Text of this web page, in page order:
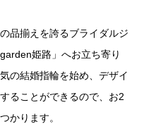
品揃えを誇るブライダルジ
姫路」へお立ち寄り
の結婚指輪を始め、デザイ
ることができるので、お2
かります。